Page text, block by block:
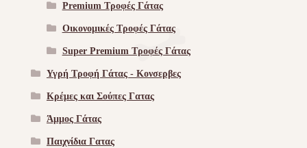
Premium Τροφές Γάτας
Οικονομικές Τροφές Γάτας
Super Premium Τροφές Γάτας
Υγρή Τροφή Γάτας - Kονσερβες
Κρέμες και Σούπες Γατας
Άμμος Γάτας
Παιχνίδια Γατας